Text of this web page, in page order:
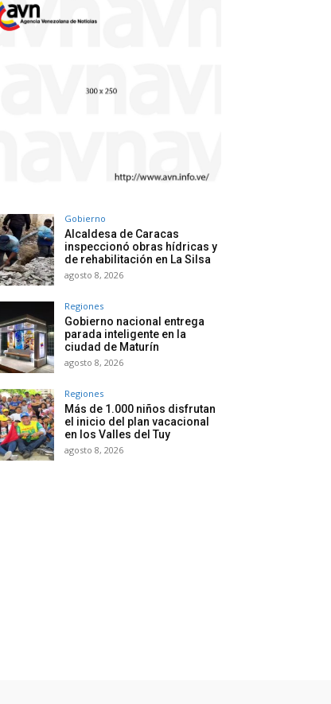
Gobierno
Alcaldesa de Caracas
inspeccionó obras hídricas y
de rehabilitación en La Silsa
agosto 8, 2026
Regiones
Gobierno nacional entrega
parada inteligente en la
ciudad de Maturín
agosto 8, 2026
Regiones
Más de 1.000 niños disfrutan
el inicio del plan vacacional
en los Valles del Tuy
agosto 8, 2026